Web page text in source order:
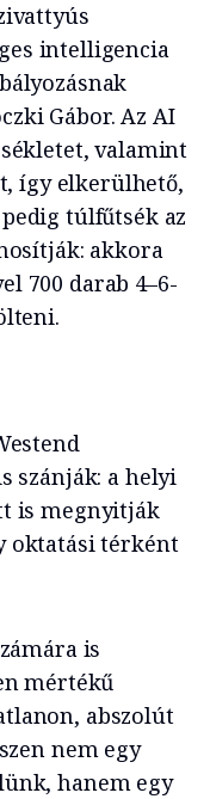
intelligencia
Gábor. Az AI
valamint
így elkerülhető,
túlfűtsék az
akkora
700 darab 4–6-
szánják: a helyi
is megnyitják
oktatási térként
is
mértékű
abszolút
nem egy
hanem egy